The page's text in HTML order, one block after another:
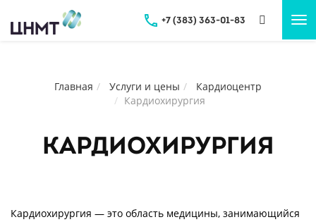
+7 (383) 363-01-83
Главная Услуги и цены
Кардиоцентр
Кардиохирургия
Кардиохирургия
Кардиохирургия — это область медицины, занимающийся